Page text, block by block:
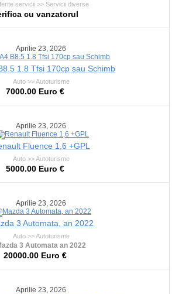
servicii >> Servicii diverse
cu vanzatorul
Aprilie 23, 2026
1.8 Tfsi 170cp sau Schimb
Auto >> Autoturisme
7000.00 Euro €
Aprilie 23, 2026
Fluence 1,6 +GPL
Auto >> Autoturisme
5000.00 Euro €
Aprilie 23, 2026
3 Automata, an 2022
Auto >> Autoturisme
3 Automata an 2022
20000.00 Euro €
Aprilie 23, 2026